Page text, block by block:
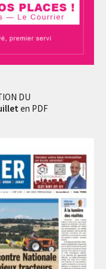
Neuchâteloise de lutte suisse
DU
en PDF